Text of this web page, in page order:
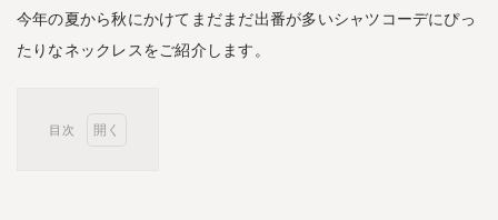
今年の夏から秋にかけてまだまだ出番が多いシャツコーデにぴっ
たりなネックレスをご紹介します。
目次